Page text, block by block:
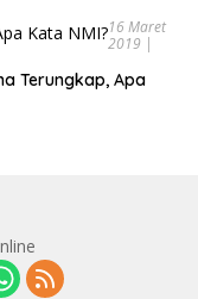
16 Maret
2019 |
Terungkap, Apa